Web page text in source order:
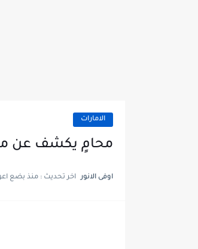
الامارات
محامٍ يكشف عن
اوفى الانور اخر تحديث : منذ بضع